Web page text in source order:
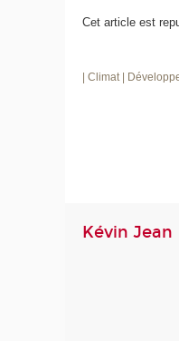
Cet article est
| Climat |
Kévin Jean